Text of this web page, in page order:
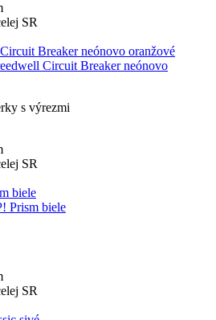
SR
Circuit Breaker neónovo
s výrezmi
SR
Prism biele
SR